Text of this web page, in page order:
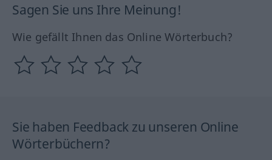
Sagen Sie uns Ihre Meinung!
Wie gefällt Ihnen das Online Wörterbuch?
Sie haben Feedback zu unseren Online
Wörterbüchern?